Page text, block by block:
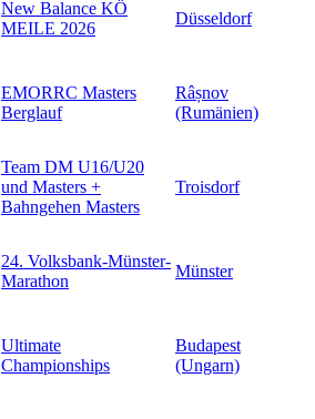
New Balance KÖ
MEILE 2026
Düsseldorf
EMORRC Masters
Berglauf
Râșnov
(Rumänien)
Team DM U16/U20
und Masters +
Bahngehen Masters
Troisdorf
24. Volksbank-Münster-
Marathon
Münster
Ultimate
Championships
Budapest
(Ungarn)